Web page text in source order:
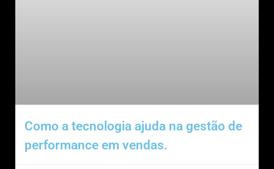
Como a tecnologia ajuda na gestão de
performance em vendas.